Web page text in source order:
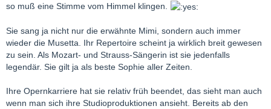
so muß eine Stimme vom Himmel klingen.
Sie sang ja nicht nur die erwähnte Mimi, sondern auch immer
wieder die Musetta. Ihr Repertoire scheint ja wirklich breit gewesen
zu sein. Als Mozart- und Strauss-Sängerin ist sie jedenfalls
legendär. Sie gilt ja als beste Sophie aller Zeiten.
Ihre Opernkarriere hat sie relativ früh beendet, das sieht man auch
wenn man sich ihre Studioproduktionen ansieht. Bereits ab den